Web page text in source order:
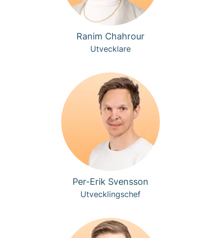
Ranim Chahrour
Utvecklare
Per-Erik Svensson
Utvecklingschef